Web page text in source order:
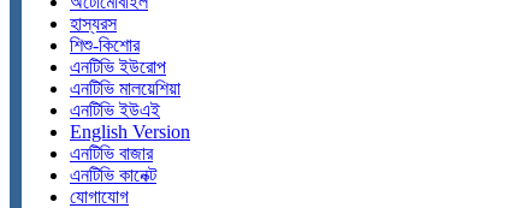
হাস্যরস
শিশু-কিশোর
এনটিভি ইউরোপ
এনটিভি মালয়েশিয়া
এনটিভি ইউএই
English Version
এনটিভি বাজার
এনটিভি কানেক্ট
যোগাযোগ